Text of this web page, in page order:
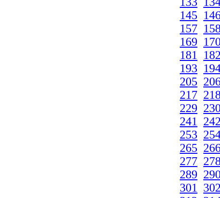
145
157
169
181
193
205
217
229
241
253
265
277
289
301